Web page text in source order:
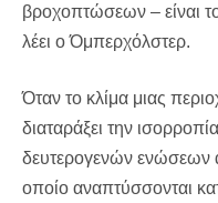
βροχοπτώσεων – είναι
λέει ο Όμπερχόλστερ.
Όταν το κλίμα μιας
διαταράξει την
δευτερογενών ενώσεων
οποίο αναπτύσσονται